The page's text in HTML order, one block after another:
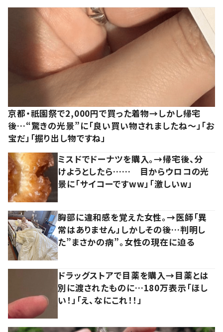
京都・祇園祭で2,000円で買った着物→しかし帰宅
後…“驚きの光景”に「良い買い物されましたね～」「お
宝だ」「掘り出し物ですね」
ミスドでドーナツを購入。→帰宅後、分
けようとしたら…… 目からウロコの光
景に「サイコーですww」「激しいw」
胸部に違和感を覚えた女性。→医師「異
常はありません」しかしその後…判明し
た”まさかの病”。女性の現在に迫る
ドラッグストアで目薬を購入→目薬とは
別に渡されたものに…180万表示「ほし
い！」「え、なにこれ！！」